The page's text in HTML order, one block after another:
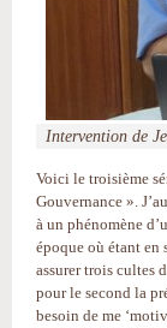
Intervention de
Voici le troisième
Gouvernance ».
à un phénomène
époque où étant en
assurer trois cultes
pour le second la
besoin de me